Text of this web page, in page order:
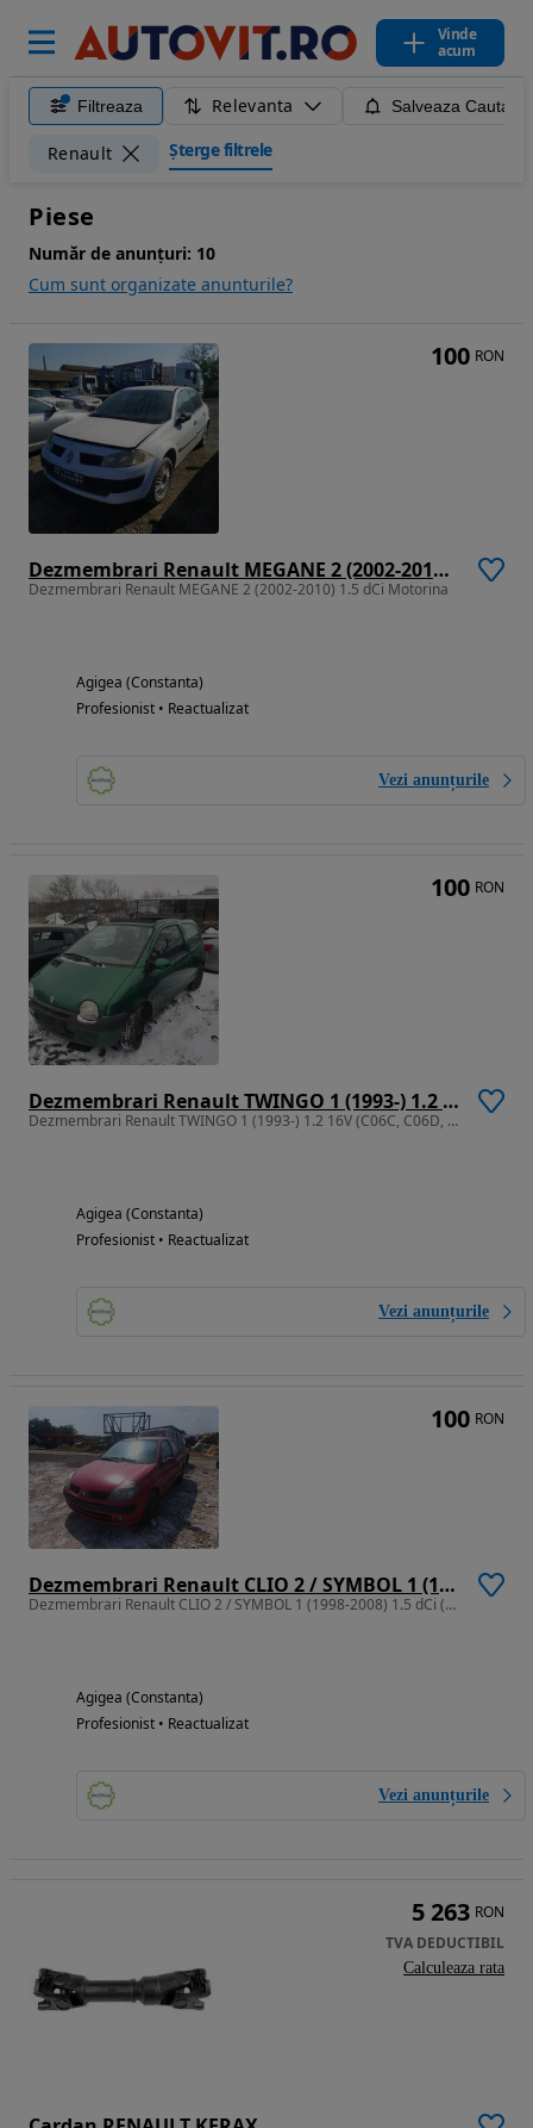
Vinde
acum
Filtreaza Relevanta Salveaza
Renault Șterge filtrele
Piese
Număr de anunțuri: 10
Cum sunt organizate anunturile?
Dezmembrari Renault MEGANE 2 (2002-2010) 1.5 dCi Motorina
Dezmembrari Renault MEGANE 2 (2002-2010) 1.5 dCi Motorina
Agigea (Constanta)
Profesionist • Reactualizat
Vezi anunțurile
100 RON
Dezmembrari Renault TWINGO 1 (1993-) 1.2 16V (C06C, C06D, C06K) Benzi
Dezmembrari Renault TWINGO 1 (1993-) 1.2 16V (C06C, C06D, C06K) Benzi
Agigea (Constanta)
Profesionist • Reactualizat
Vezi anunțurile
100 RON
Dezmembrari Renault CLIO 2 / SYMBOL 1 (1998-2008) 1.5 dCi (SB07) Moto
Dezmembrari Renault CLIO 2 / SYMBOL 1 (1998-2008) 1.5 dCi (SB07) Moto
Agigea (Constanta)
Profesionist • Reactualizat
Vezi anunțurile
100 RON
5 263 RON
TVA DEDUCTIBIL
Calculeaza rata